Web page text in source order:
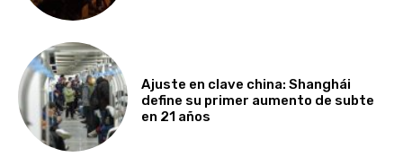
Ajuste en clave china: Shanghái
define su primer aumento de subte
en 21 años